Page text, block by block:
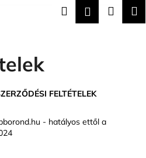
Keresés Kosár
FELTÉTELEK
- hatályos ettől a